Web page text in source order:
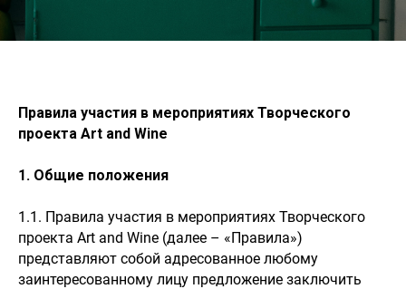
Правила участия в мероприятиях Творческого
проекта Art and Wine
1. Общие положения
1.1. Правила участия в мероприятиях Творческого
проекта Art and Wine (далее – «Правила»)
представляют собой адресованное любому
заинтересованному лицу предложение заключить